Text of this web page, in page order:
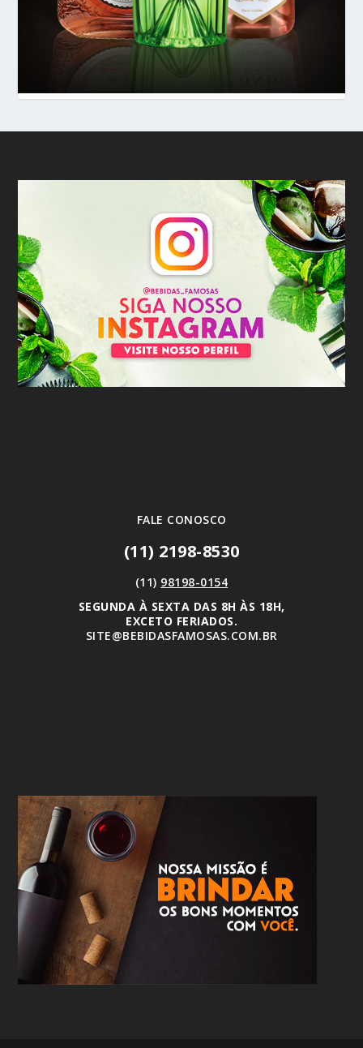
FALE CONOSCO
(11) 2198-8530
(11) 98198-0154
SEGUNDA À SEXTA DAS 8H ÀS 18H,
EXCETO FERIADOS.
SITE@BEBIDASFAMOSAS.COM.BR